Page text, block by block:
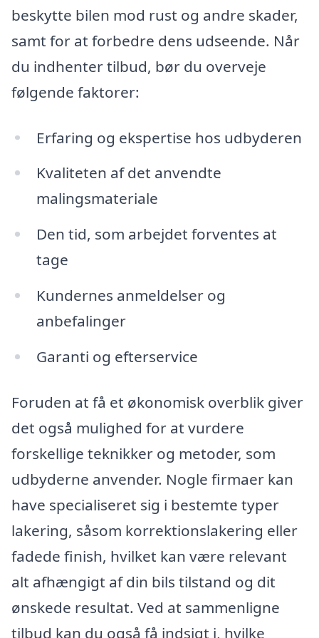
beskytte bilen mod rust og andre skader,
samt for at forbedre dens udseende. Når
du indhenter tilbud, bør du overveje
følgende faktorer:
Erfaring og ekspertise hos udbyderen
Kvaliteten af det anvendte
malingsmateriale
Den tid, som arbejdet forventes at
tage
Kundernes anmeldelser og
anbefalinger
Garanti og efterservice
Foruden at få et økonomisk overblik giver
det også mulighed for at vurdere
forskellige teknikker og metoder, som
udbyderne anvender. Nogle firmaer kan
have specialiseret sig i bestemte typer
lakering, såsom korrektionslakering eller
fadede finish, hvilket kan være relevant
alt afhængigt af din bils tilstand og dit
ønskede resultat. Ved at sammenligne
tilbud kan du også få indsigt i, hvilke